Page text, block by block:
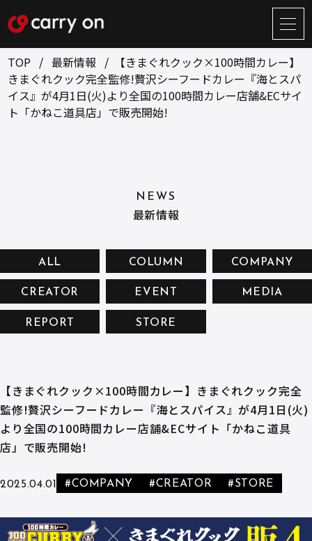
サ
イ
ト
メ
ニ
ュ
BUSINESS CREATOR
CONTACT
お問い合せ
プライバシーポリシー
TOP 最新情報
【きまぐれクック×100時間カレー】
きまぐれクック完全監修!贅沢シーフードカレー『海とスパ
イス』が4月1日(火)より全国の100時間カレー店舗&ECサイ
ト「かねこ道具店」で販売開始!
NEWS
最新情報
ALL COLUMN COMPANY
CREATOR EVENT MEDIA
REPORT STORE
【きまぐれクック×100時間カレー】きまぐれクック完全
監修!贅沢シーフードカレー『海とスパイス』が4月1日(火)
より全国の100時間カレー店舗&ECサイト「かねこ道具
店」で販売開始!
2025.04.01 #COMPANY #CREATOR #STORE